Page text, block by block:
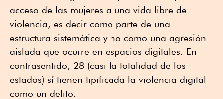
acceso de las mujeres a una vida libre de
violencia, es decir como parte de una
estructura sistemática y no como una agresión
aislada que ocurre en espacios digitales. En
contrasentido, 28 (casi la totalidad de los
estados) sí tienen tipificada la violencia digital
como un delito.